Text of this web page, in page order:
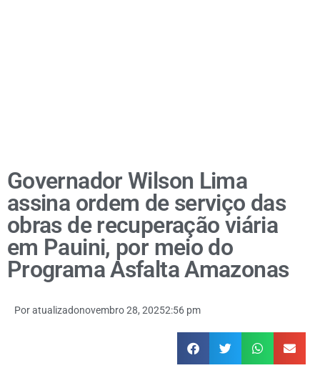
Governador Wilson Lima
assina ordem de serviço das
obras de recuperação viária
em Pauini, por meio do
Programa Asfalta Amazonas
Poratualizadonovembro 28, 20252:56 pm